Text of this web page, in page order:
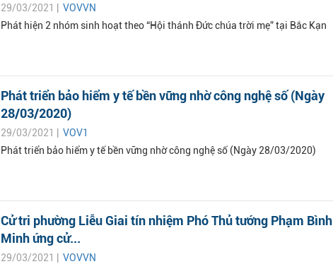
29/03/2021 | VOVVN
Phát hiện 2 nhóm sinh hoạt theo “Hội thánh Đức chúa trời mẹ” tại Bắc Kạn
Phát triển bảo hiểm y tế bền vững nhờ công nghệ số (Ngày
28/03/2020)
29/03/2021 | VOV1
Phát triển bảo hiểm y tế bền vững nhờ công nghệ số (Ngày 28/03/2020)
Cử tri phường Liễu Giai tín nhiệm Phó Thủ tướng Phạm Bình
Minh ứng cử...
29/03/2021 | VOVVN